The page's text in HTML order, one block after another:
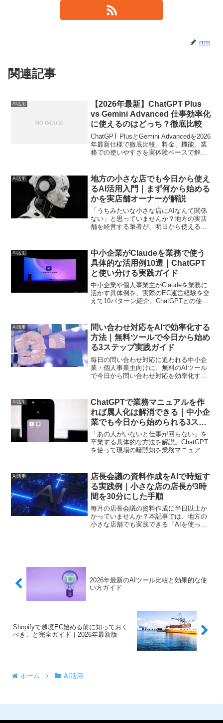
rrm
関連記事
AI活用
【2026年最新】ChatGPT Plus
vs Gemini Advanced 仕事効率化
に使えるのはどっち？徹底比較
ChatGPT PlusとGemini Advancedを2026
年最新仕様で徹底比較。料金、機能、業
務での使いやすさを実体験ベースで解説
AI活用
地方の小さな店でも今日から使え
るAI活用入門｜まず何から始める
かを実店舗オーナーが解説
「うちみたいな小さな店にAIなんて関係
ない」と思っていませんか？地方の実店
舗を経営する筆者が、明日から使える具
AI活用
中小企業がClaudeを業務で使う
具体的な活用例10選｜ChatGPT
と使い分ける実践ガイド
中小企業や個人事業主がClaudeを業務に
活かす具体例を、実際のEC運営経験を交
えて10パターン紹介。ChatGPTとの使い
AI活用
問い合わせ対応をAIで効率化する
方法｜無料ツールで今日から始め
る3ステップ実践ガイド
毎日の問い合わせ対応に追われる中小企
業・個人事業主向けに、無料のAIツール
で今日から問い合わせ対応を効率化する
AI活用
ChatGPTで業務マニュアルを作
れば属人化は解消できる｜中小企
業でも今日から始められる3ステ
ップ実践法
「あの人がいないと仕事が回らない」を
卒業する具体的な方法を解説。ChatGPT
を使って現場の暗黙知を業務マニュアル
AI活用
店長会議の資料作成をAIで時短す
る実践例｜小さな店の店長が3時
間を30分にした手順
毎月の店長会議の資料作成に半日以上か
かっていませんか？本記事では、地方の
小さな店舗でも実践できる「AIを使った
2026年最新のAIツール比較と効果的な使
い方ガイド
Shopifyで越境EC始める前に知っておく
べきこと完全ガイド｜2026年最新版
ホーム AI活用